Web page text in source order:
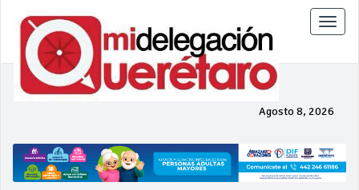
Toggle
Agosto 8, 2026